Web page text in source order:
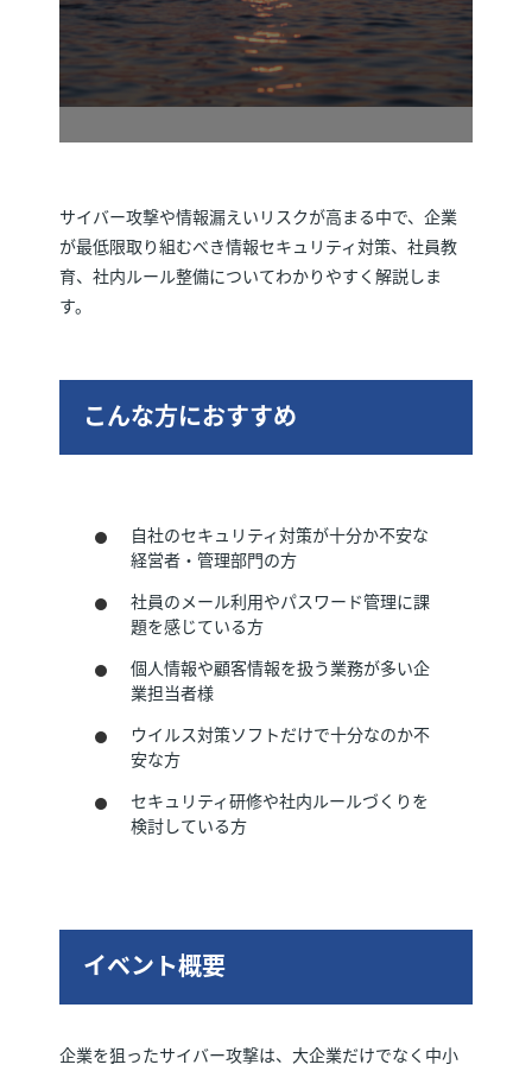
サイバー攻撃や情報漏えいリスクが高まる中で、企業
が最低限取り組むべき情報セキュリティ対策、社員教
育、社内ルール整備についてわかりやすく解説しま
す。
こんな方におすすめ
自社のセキュリティ対策が十分か不安な
経営者・管理部門の方
社員のメール利用やパスワード管理に課
題を感じている方
個人情報や顧客情報を扱う業務が多い企
業担当者様
ウイルス対策ソフトだけで十分なのか不
安な方
セキュリティ研修や社内ルールづくりを
検討している方
イベント概要
企業を狙ったサイバー攻撃は、大企業だけでなく中小